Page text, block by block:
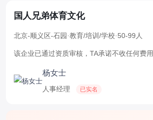
国人兄弟体育文化
北京-顺义区-石园·教育/培训/学校·50-99人
该企业已通过资质审核，TA承诺不收任何费用
杨女士
人事经理 已实名